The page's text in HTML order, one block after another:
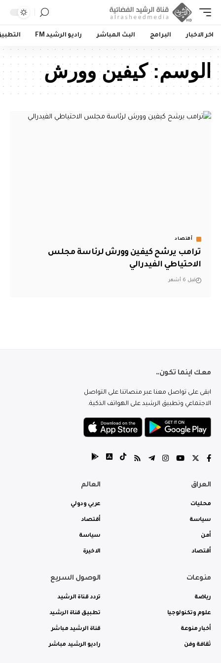
اخر الاخبار البرامج البث المباشر راديو الرشيد FM
الوسم:كيفين وورش
أقتصاد
ترامب يرشح كيفين وورش لرئاسة مجلس
الاحتياطي الفيدرالي
قبل 6 أشهر
معك اينما تكون..
ابقى على تواصل معنا عبر منصاتنا على التواصل
الاجتماعي وتطبيق الرشيد على الهواتف الذكية.
العراق
محليات
سياسة
أمن
أقتصاد
العالم
عربي ودولي
أقتصاد
سياسة
الاخيرة
منوعات
رياضة
علوم وتكنولوجيا
أخبار منوعة
ثقافة وفن
الوصول السريع
تردد قناة الرشيد
تطبيق قناة الرشيد
قناة الرشيد مباشر
راديو الرشيد مباشر